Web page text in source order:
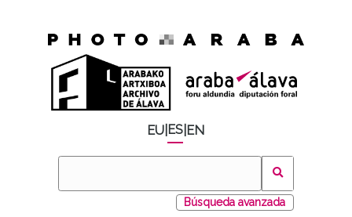
EU ES EN
Búsqueda avanzada